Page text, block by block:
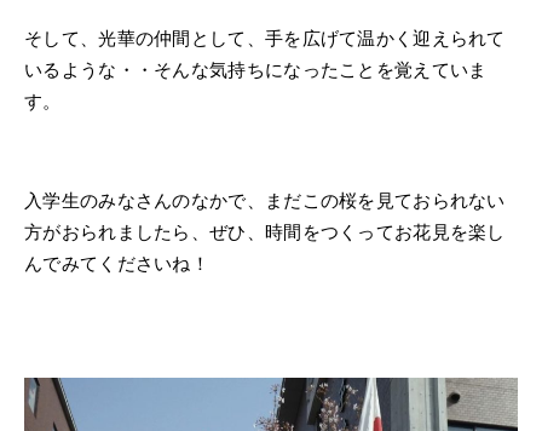
そして、光華の仲間として、手を広げて温かく迎えられて
いるような・・そんな気持ちになったことを覚えていま
す。
入学生のみなさんのなかで、まだこの桜を見ておられない
方がおられましたら、ぜひ、時間をつくってお花見を楽し
んでみてくださいね！